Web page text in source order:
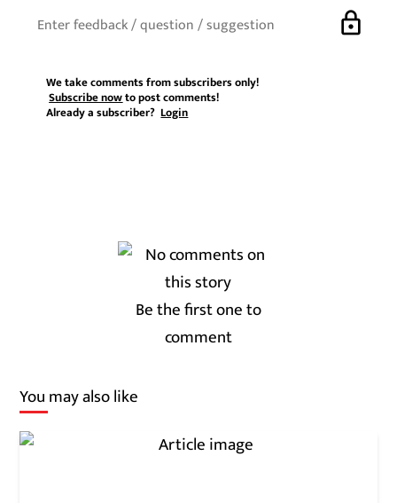
lock
We take comments from subscribers only!
Subscribe nowto post comments!
Already a subscriber?Login
Be the first one to
comment
You may also like